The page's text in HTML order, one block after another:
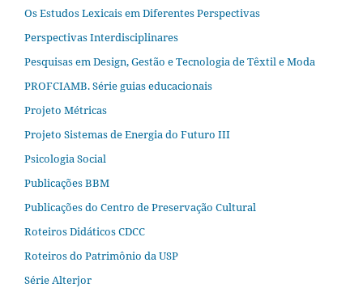
Os Estudos Lexicais em Diferentes Perspectivas
Perspectivas Interdisciplinares
Pesquisas em Design, Gestão e Tecnologia de Têxtil e Moda
PROFCIAMB. Série guias educacionais
Projeto Métricas
Projeto Sistemas de Energia do Futuro III
Psicologia Social
Publicações BBM
Publicações do Centro de Preservação Cultural
Roteiros Didáticos CDCC
Roteiros do Patrimônio da USP
Série Alterjor